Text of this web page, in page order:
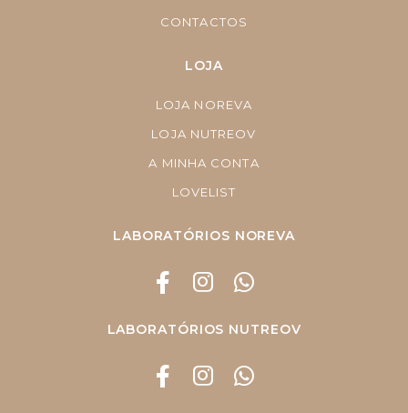
CONTACTOS
LOJA
LOJA NOREVA
LOJA NUTREOV
A MINHA CONTA
LOVELIST
LABORATÓRIOS NOREVA
LABORATÓRIOS NUTREOV